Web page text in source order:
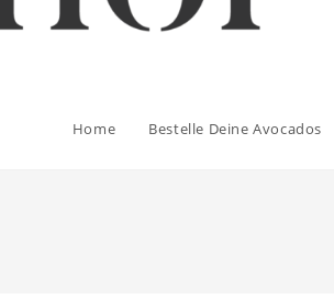
Home Bestelle Deine Avocados